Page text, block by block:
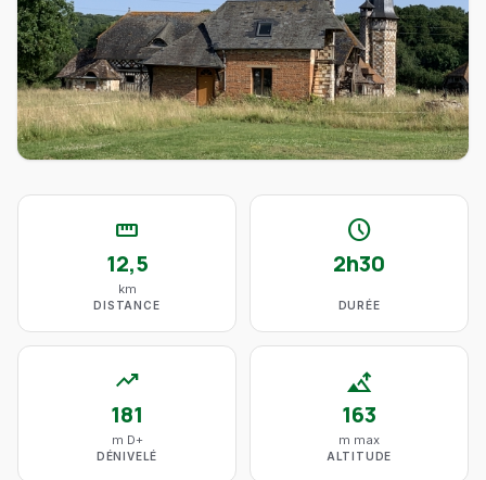
straighten
12,5
km
DISTANCE
schedule
2h30
DURÉE
trending_up
181
m D+
DÉNIVELÉ
altitude
163
m max
ALTITUDE